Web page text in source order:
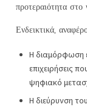
προτεραιότητα
Ενδεικτικά,
Η διαμόρφωση
επιχειρήσεις
ψηφιακό
Η διεύρυνση